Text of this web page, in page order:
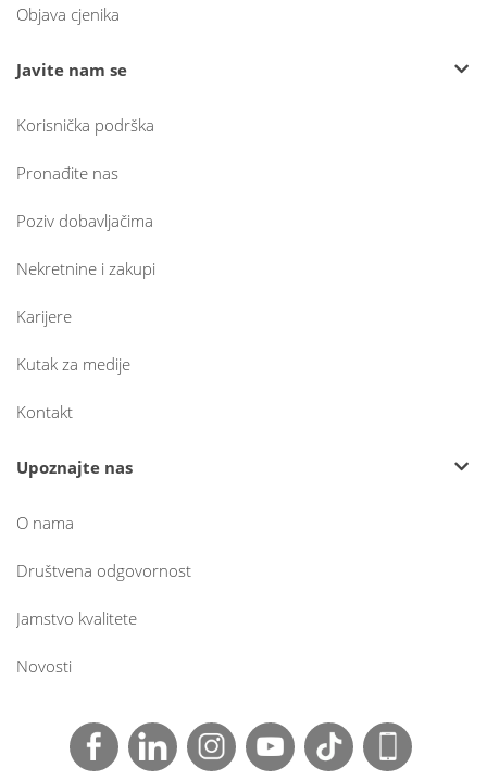
Objava cjenika
Javite nam se
Korisnička podrška
Pronađite nas
Poziv dobavljačima
Nekretnine i zakupi
Karijere
Kutak za medije
Kontakt
Upoznajte nas
O nama
Društvena odgovornost
Jamstvo kvalitete
Novosti